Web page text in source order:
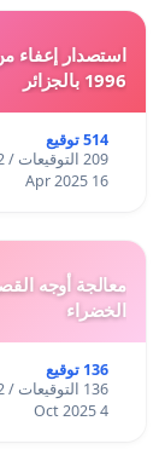
1996 بالجزائر
514 توقيع
209 التوقيعات / 12 أشهر
16 Apr 2025
معالجة أوجه
الخضراء
136 توقيع
136 التوقيعات / 12 أشهر
4 Oct 2025